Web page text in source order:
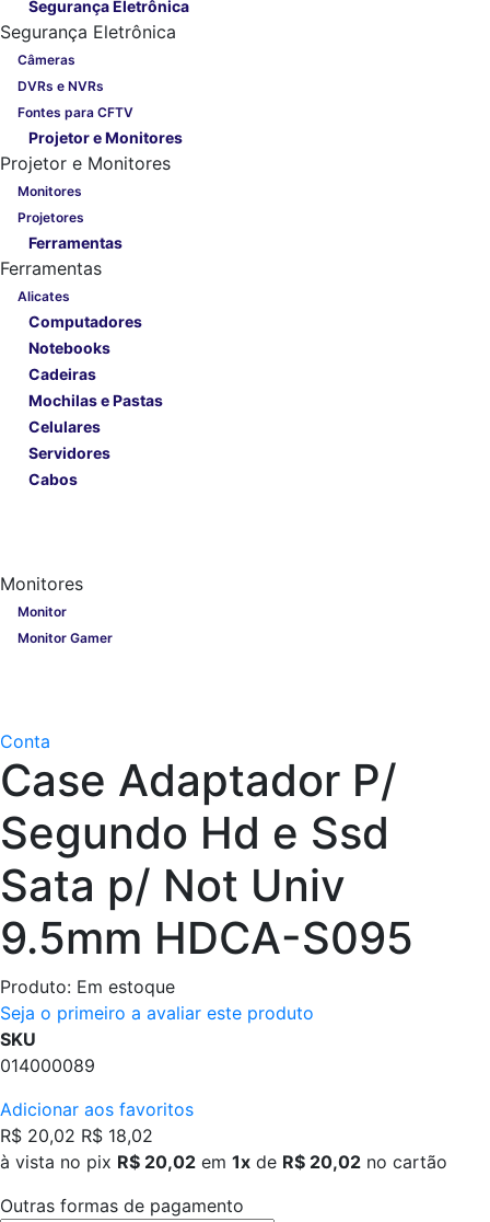
Segurança Eletrônica
Segurança Eletrônica
Câmeras
DVRs e NVRs
Fontes para CFTV
Projetor e Monitores
Projetor e Monitores
Monitores
Projetores
Ferramentas
Ferramentas
Alicates
Computadores
Notebooks
Cadeiras
Mochilas e Pastas
Celulares
Servidores
Cabos
Monitores
Monitor
Monitor Gamer
Conta
Case Adaptador P/
Segundo Hd e Ssd
Sata p/ Not Univ
9.5mm HDCA-S095
Produto: Em estoque
Seja o primeiro a avaliar este produto
SKU
014000089
Adicionar aos favoritos
R$ 20,02 R$ 18,02
à vista no pix R$ 20,02 em 1x de R$ 20,02 no cartão
Outras formas de pagamento